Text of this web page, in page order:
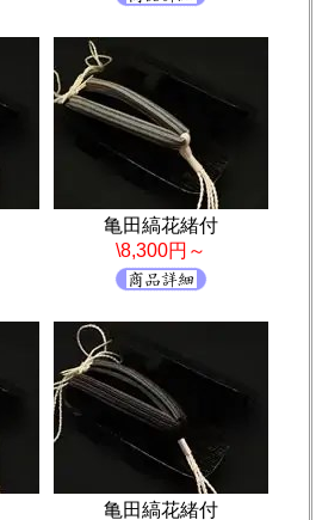
亀田縞花緒付
\8,300円～
亀田縞花緒付